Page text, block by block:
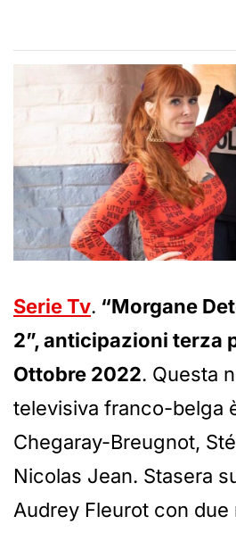
Serie Tv. “Morgane
2”, anticipazioni terza
Ottobre 2022. Questa
televisiva franco-belga
Chegaray-Breugnot,
Nicolas Jean. Stasera
Audrey Fleurot con due